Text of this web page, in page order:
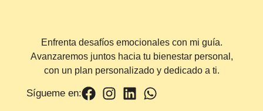
Enfrenta desafíos emocionales con mi guía.
Avanzaremos juntos hacia tu bienestar personal,
con un plan personalizado y dedicado a ti.
Sígueme en: